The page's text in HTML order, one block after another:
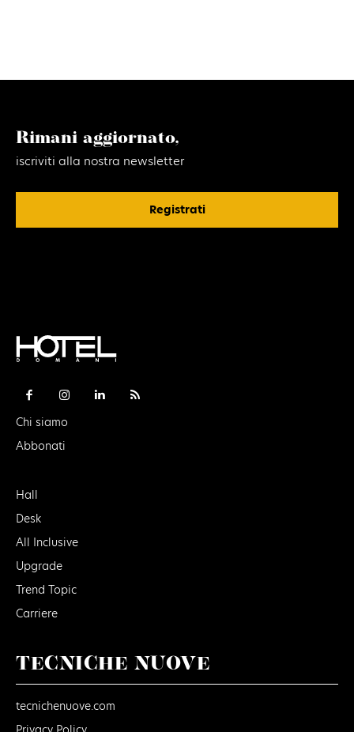
Rimani aggiornato,
iscriviti alla nostra newsletter
Registrati
Chi siamo
Abbonati
Hall
Desk
All Inclusive
Upgrade
Trend Topic
Carriere
TECNICHE NUOVE
tecnichenuove.com